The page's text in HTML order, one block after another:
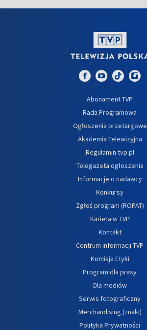
Abonament TVP
Rada Programowa
Ogłoszenia przetargowe
Akademia Telewizyjna
Regulamin tvp.pl
Telegazeta ogłoszenia
Informacje o nadawcy
Konkursy
Zgłoś program (ROPAT)
Kariera w TVP
Kontakt
Centrum informacji TVP
Komisja Etyki
Program dla prasy
Dla mediów
Serwis fotograficzny
Merchandising (znaki)
Polityka Prywatności